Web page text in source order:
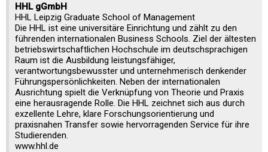
HHL gGmbH
HHL Leipzig Graduate School of Management
Die HHL ist eine universitäre Einrichtung und zählt zu den
führenden internationalen Business Schools. Ziel der ältesten
betriebswirtschaftlichen Hochschule im deutschsprachigen
Raum ist die Ausbildung leistungsfähiger,
verantwortungsbewusster und unternehmerisch denkender
Führungspersönlichkeiten. Neben der internationalen
Ausrichtung spielt die Verknüpfung von Theorie und Praxis
eine herausragende Rolle. Die HHL zeichnet sich aus durch
exzellente Lehre, klare Forschungsorientierung und
praxisnahen Transfer sowie hervorragenden Service für ihre
Studierenden.
www.hhl.de